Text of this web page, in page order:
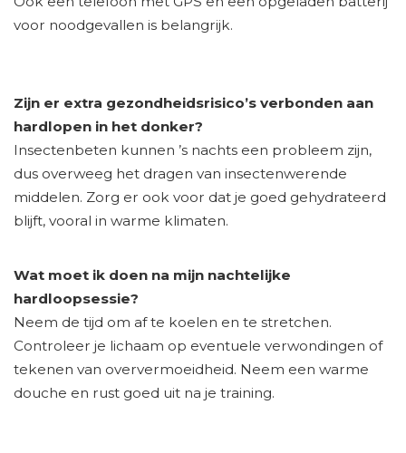
voor noodgevallen is belangrijk.
Zijn er extra gezondheidsrisico’s verbonden aan
hardlopen in het donker?
Insectenbeten kunnen ’s nachts een probleem zijn,
dus overweeg het dragen van insectenwerende
middelen. Zorg er ook voor dat je goed gehydrateerd
blijft, vooral in warme klimaten.
Wat moet ik doen na mijn nachtelijke
hardloopsessie?
Neem de tijd om af te koelen en te stretchen.
Controleer je lichaam op eventuele verwondingen of
tekenen van oververmoeidheid. Neem een warme
douche en rust goed uit na je training.